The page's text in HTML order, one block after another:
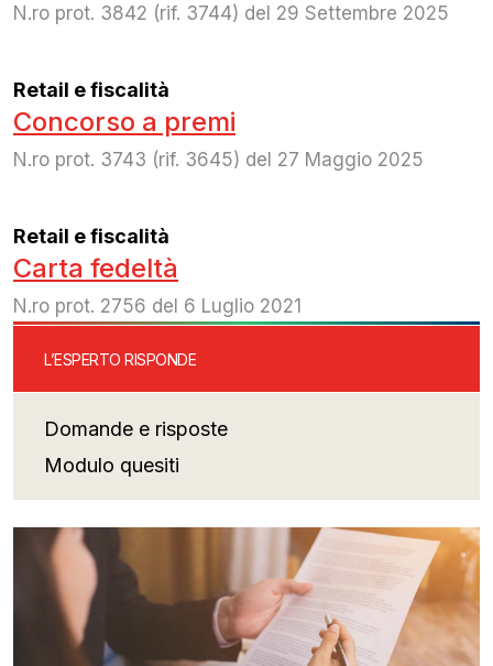
N.ro prot. 3842 (rif. 3744) del 29 Settembre 2025
Retail e fiscalità
Concorso a premi
N.ro prot. 3743 (rif. 3645) del 27 Maggio 2025
Retail e fiscalità
Carta fedeltà
N.ro prot. 2756 del 6 Luglio 2021
L’ESPERTO RISPONDE
Domande e risposte
Modulo quesiti